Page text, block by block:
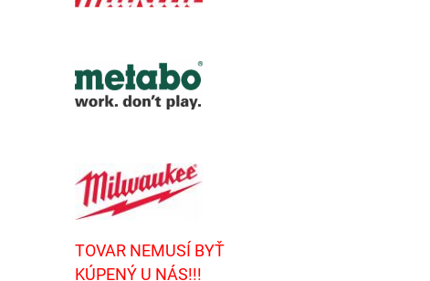
TOVAR NEMUSÍ BYŤ
KÚPENÝ U NÁS!!!